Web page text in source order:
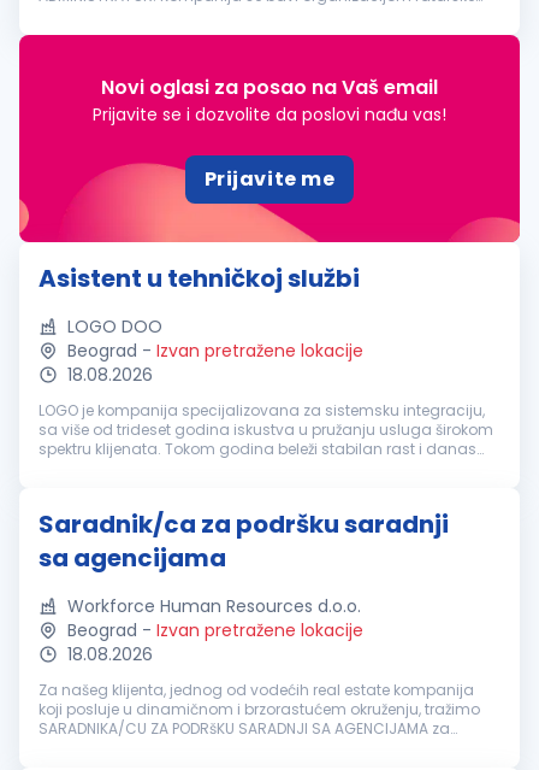
Radno vreme: puno radno...
Novi oglasi za posao na Vaš email
Prijavite se i dozvolite da poslovi nađu vas!
Prijavite me
Asistent u tehničkoj službi
LOGO DOO
Beograd - Izvan pretražene lokacije
18.08.2026
LOGO je kompanija specijalizovana za sistemsku integraciju,
sa više od trideset godina iskustva u pružanju usluga širokom
spektru klijenata. Tokom godina beleži stabilan rast i danas
Saradnik/ca za podršku saradnji
sa agencijama
Workforce Human Resources d.o.o.
Beograd - Izvan pretražene lokacije
18.08.2026
Za našeg klijenta, jednog od vodećih real estate kompanija
koji posluje u dinamičnom i brzorastućem okruženju, tražimo
SARADNIKA/CU ZA PODRšKU SARADNJI SA AGENCIJAMA za